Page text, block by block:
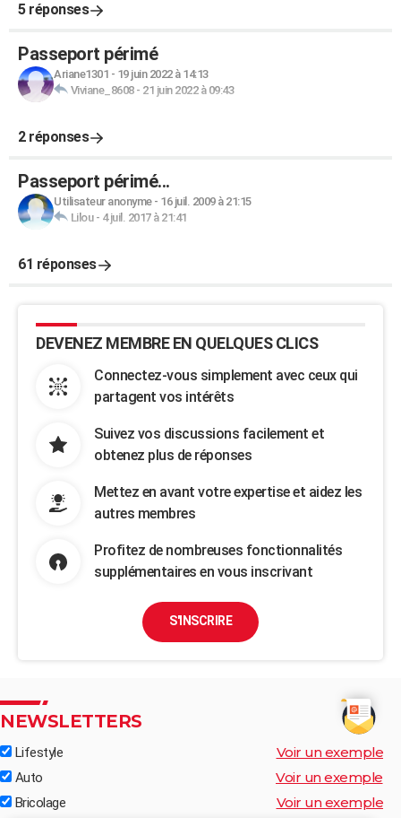
5 réponses
Passeport périmé
Ariane1301 - 19 juin 2022 à 14:13
Viviane_8608- 21 juin 2022 à 09:43
2 réponses
Passeport périmé...
Utilisateur anonyme- 16 juil. 2009 à 21:15
Lilou- 4 juil. 2017 à 21:41
61 réponses
DEVENEZ MEMBRE EN QUELQUES CLICS
Connectez-vous simplement avec ceux qui
partagent vos intérêts
Suivez vos discussions facilement et
obtenez plus de réponses
Mettez en avant votre expertise et aidez les
autres membres
Profitez de nombreuses fonctionnalités
supplémentaires en vous inscrivant
S'INSCRIRE
NEWSLETTERS
Lifestyle Voir un exemple
Auto Voir un exemple
Bricolage Voir un exemple